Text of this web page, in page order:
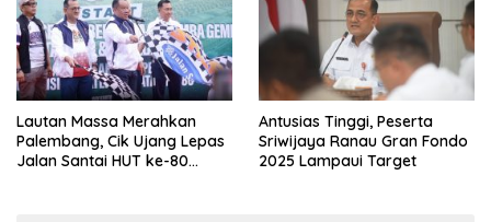
Lautan Massa Merahkan
Palembang, Cik Ujang Lepas
Jalan Santai HUT ke-80
Antusias Tinggi, Peserta
Sriwijaya Ranau Gran Fondo
2025 Lampaui Target